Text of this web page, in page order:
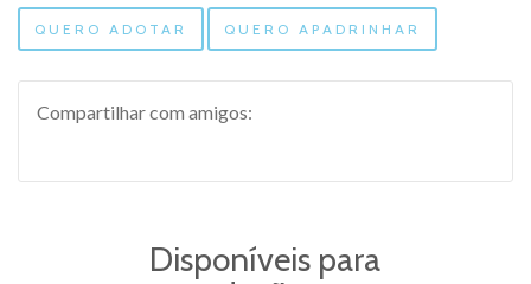
QUERO ADOTAR QUERO APADRINHAR
Compartilhar com amigos:
Disponíveis para